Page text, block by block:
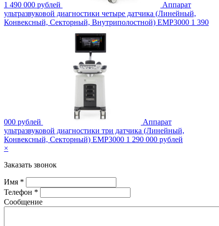
1 490 000 рублей
Аппарат
ультразвуковой диагностики четыре датчика (Линейный,
Конвексный, Секторный, Внутриполостной) ЕМР3000 1 390
000 рублей
Аппарат
ультразвуковой диагностики три датчика (Линейный,
Конвексный, Секторный) ЕМР3000 1 290 000 рублей
×
Заказать звонок
Имя *
Телефон *
Сообщение